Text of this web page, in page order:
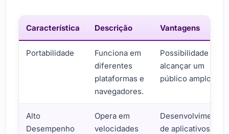
Característica Descrição Vantagens
Portabilidade
Funciona em
diferentes
plataformas e
navegadores.
Possibilidade de
alcançar um
público amplo.
Alto
Desempenho
Opera em
velocidades
Desenvolvimento
de aplicativos